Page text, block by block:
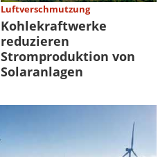
Luftverschmutzung
Kohlekraftwerke
reduzieren
Stromproduktion von
Solaranlagen